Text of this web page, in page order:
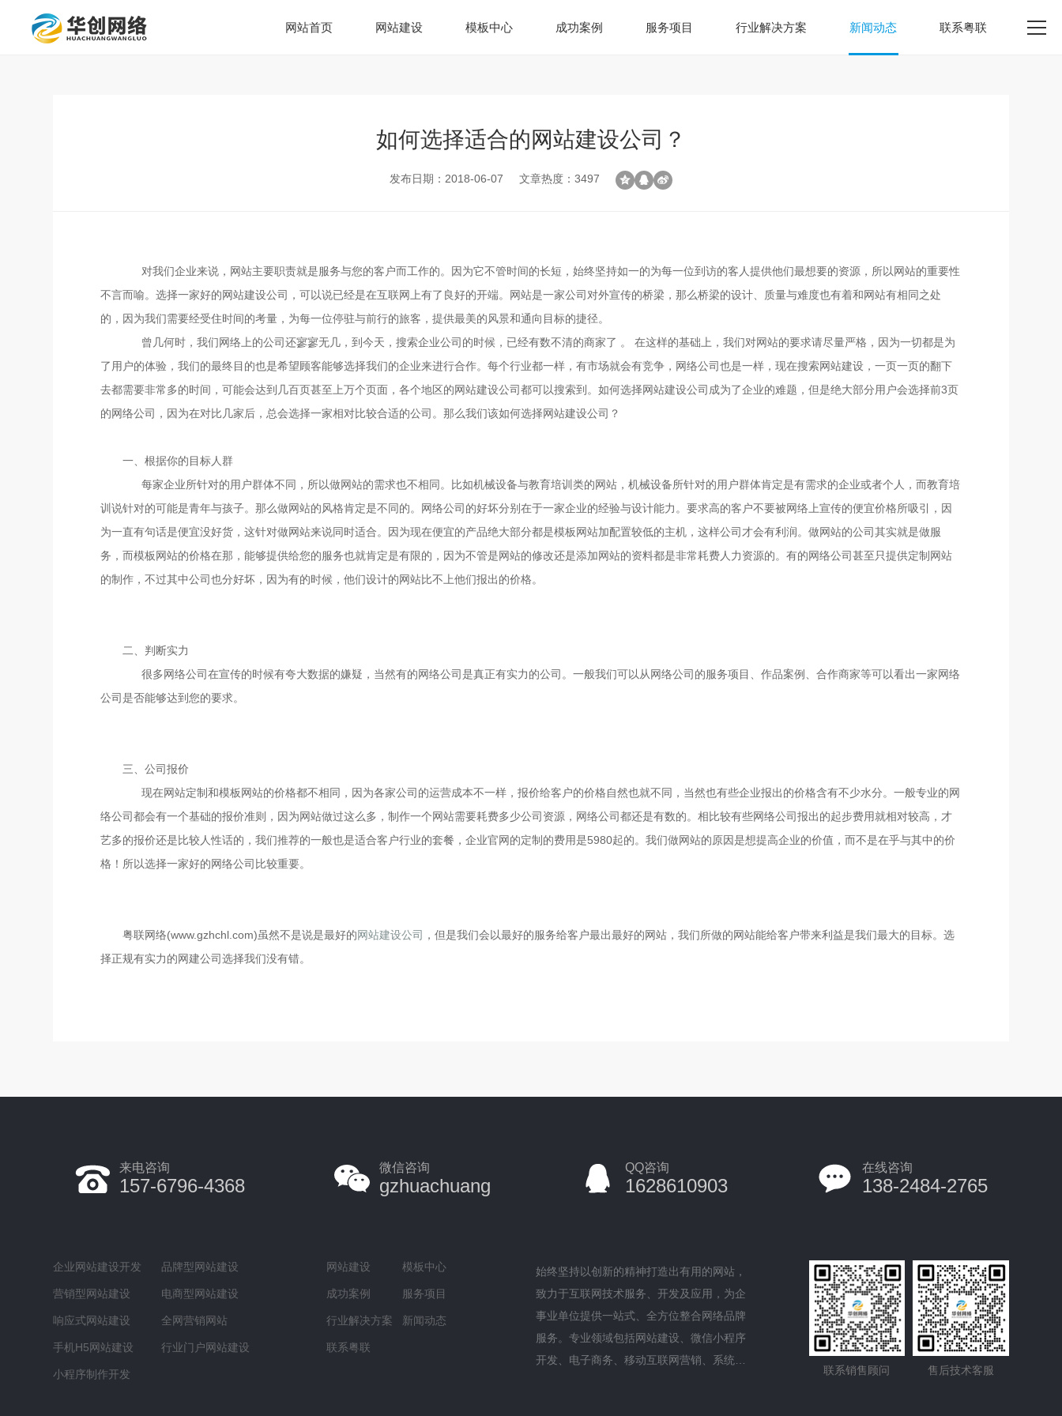
网站首页 网站建设 模板中心 成功案例 服务项目 行业解决方案 新闻动态 联系粤联
如何选择适合的网站建设公司？
发布日期：2018-06-07 文章热度：3497
对我们企业来说，网站主要职责就是服务与您的客户而工作的。因为它不管时间的长短，始终坚持如一的为每一位到访的客人提供他们最想要的资源，所以网站的重要性
不言而喻。选择一家好的网站建设公司，可以说已经是在互联网上有了良好的开端。网站是一家公司对外宣传的桥梁，那么桥梁的设计、质量与难度也有着和网站有相同之处
的，因为我们需要经受住时间的考量，为每一位停驻与前行的旅客，提供最美的风景和通向目标的捷径。
曾几何时，我们网络上的公司还寥寥无几，到今天，搜索企业公司的时候，已经有数不清的商家了 。 在这样的基础上，我们对网站的要求请尽量严格，因为一切都是为
了用户的体验，我们的最终目的也是希望顾客能够选择我们的企业来进行合作。每个行业都一样，有市场就会有竞争，网络公司也是一样，现在搜索网站建设，一页一页的翻下
去都需要非常多的时间，可能会达到几百页甚至上万个页面，各个地区的网站建设公司都可以搜索到。如何选择网站建设公司成为了企业的难题，但是绝大部分用户会选择前3页
的网络公司，因为在对比几家后，总会选择一家相对比较合适的公司。那么我们该如何选择网站建设公司？
一、根据你的目标人群
每家企业所针对的用户群体不同，所以做网站的需求也不相同。比如机械设备与教育培训类的网站，机械设备所针对的用户群体肯定是有需求的企业或者个人，而教育培
训说针对的可能是青年与孩子。那么做网站的风格肯定是不同的。网络公司的好坏分别在于一家企业的经验与设计能力。要求高的客户不要被网络上宣传的便宜价格所吸引，因
为一直有句话是便宜没好货，这针对做网站来说同时适合。因为现在便宜的产品绝大部分都是模板网站加配置较低的主机，这样公司才会有利润。做网站的公司其实就是做服
务，而模板网站的价格在那，能够提供给您的服务也就肯定是有限的，因为不管是网站的修改还是添加网站的资料都是非常耗费人力资源的。有的网络公司甚至只提供定制网站
的制作，不过其中公司也分好坏，因为有的时候，他们设计的网站比不上他们报出的价格。
二、判断实力
很多网络公司在宣传的时候有夸大数据的嫌疑，当然有的网络公司是真正有实力的公司。一般我们可以从网络公司的服务项目、作品案例、合作商家等可以看出一家网络
公司是否能够达到您的要求。
三、公司报价
现在网站定制和模板网站的价格都不相同，因为各家公司的运营成本不一样，报价给客户的价格自然也就不同，当然也有些企业报出的价格含有不少水分。一般专业的网
络公司都会有一个基础的报价准则，因为网站做过这么多，制作一个网站需要耗费多少公司资源，网络公司都还是有数的。相比较有些网络公司报出的起步费用就相对较高，才
艺多的报价还是比较人性话的，我们推荐的一般也是适合客户行业的套餐，企业官网的定制的费用是5980起的。我们做网站的原因是想提高企业的价值，而不是在乎与其中的价
格！所以选择一家好的网络公司比较重要。
粤联网络(www.gzhchl.com)虽然不是说是最好的网站建设公司 ，但是我们会以最好的服务给客户最出最好的网站，我们所做的网站能给客户带来利益是我们最大的目标。选
择正规有实力的网建公司选择我们没有错。
来电咨询
157-6796-4368
微信咨询
gzhuachuang
QQ咨询
1628610903
在线咨询
138-2484-2765
企业网站建设开发 品牌型网站建设
营销型网站建设 电商型网站建设
响应式网站建设 全网营销网站
手机H5网站建设 行业门户网站建设
小程序制作开发
网站建设 模板中心
成功案例 服务项目
行业解决方案 新闻动态
联系粤联
始终坚持以创新的精神打造出有用的网站，
致力于互联网技术服务、开发及应用，为企
事业单位提供一站式、全方位整合网络品牌
服务。专业领域包括网站建设、微信小程序
开发、电子商务、移动互联网营销、系统平
联系销售顾问 售后技术客服